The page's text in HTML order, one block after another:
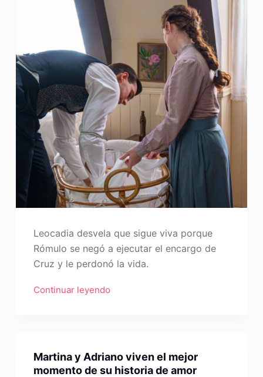
Leocadia desvela que sigue viva porque
Rómulo se negó a ejecutar el encargo de
Cruz y le perdonó la vida.
Continuar leyendo
Martina y Adriano viven el mejor
momento de su historia de amor